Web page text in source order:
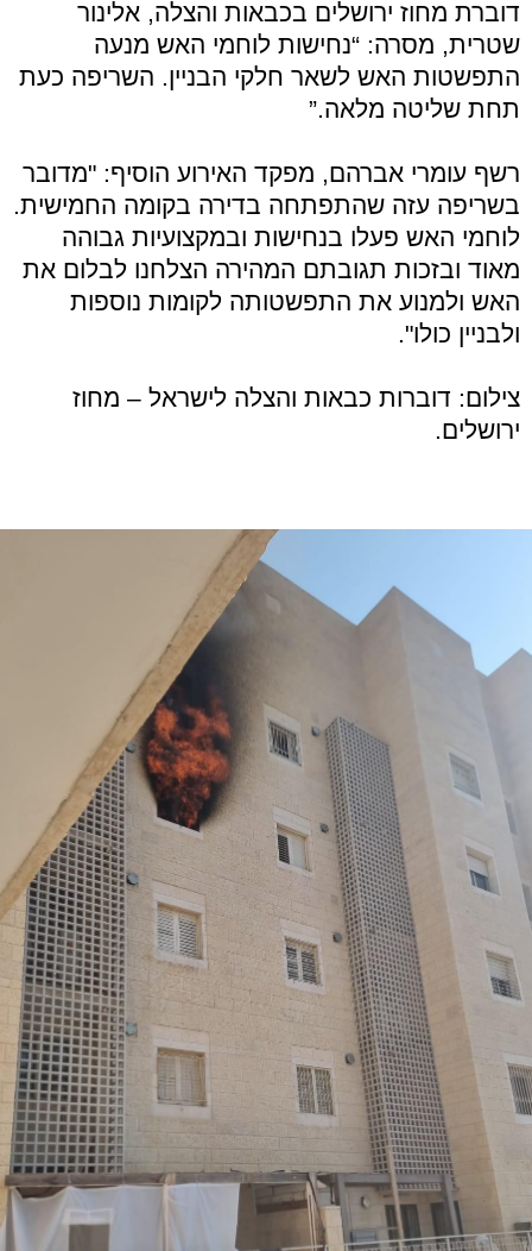
דוברת מחוז ירושלים בכבאות והצלה, אלינור
שטרית, מסרה: “נחישות לוחמי האש מנעה
התפשטות האש לשאר חלקי הבניין. השריפה כעת
תחת שליטה מלאה.”
רשף עומרי אברהם, מפקד האירוע הוסיף: "מדובר
בשריפה עזה שהתפתחה בדירה בקומה החמישית.
לוחמי האש פעלו בנחישות ובמקצועיות גבוהה
מאוד ובזכות תגובתם המהירה הצלחנו לבלום את
האש ולמנוע את התפשטותה לקומות נוספות
ולבניין כולו".
צילום: דוברות כבאות והצלה לישראל – מחוז
ירושלים.